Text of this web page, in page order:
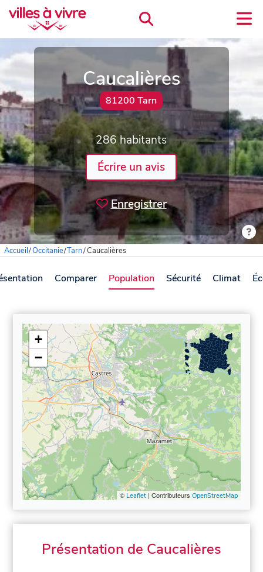
Caucalières
81200 Tarn
286 habitants
Écrire un avis
Enregistrer
Accueil/Occitanie/Tarn/Caucalières
Comparer Population Sécurité Climat
+
−
© Leaflet| Contributeurs OpenStreetMap
Présentation de Caucalières